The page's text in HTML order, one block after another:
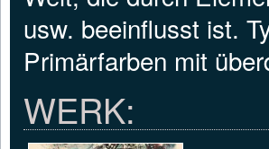
usw. beeinflusst ist.
Primärfarben mit
WERK: